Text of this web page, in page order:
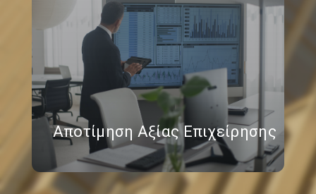
Αποτίμηση Αξίας Επιχείρησης